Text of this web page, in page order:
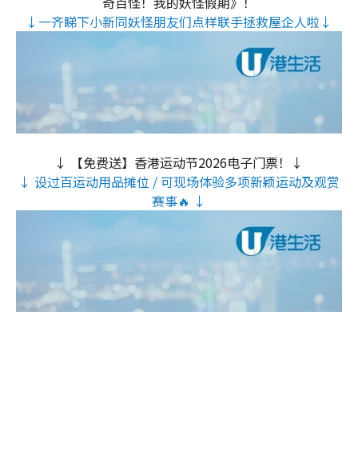
↓一齐睇下小新同妖怪朋友们点样联手拯救屋企人啦↓
↓ 【免费送】香港运动节2026电子门票！↓
↓ 设过百运动用品摊位 / 可现场体验多项新颖运动及观赏
赛事🔥 ↓